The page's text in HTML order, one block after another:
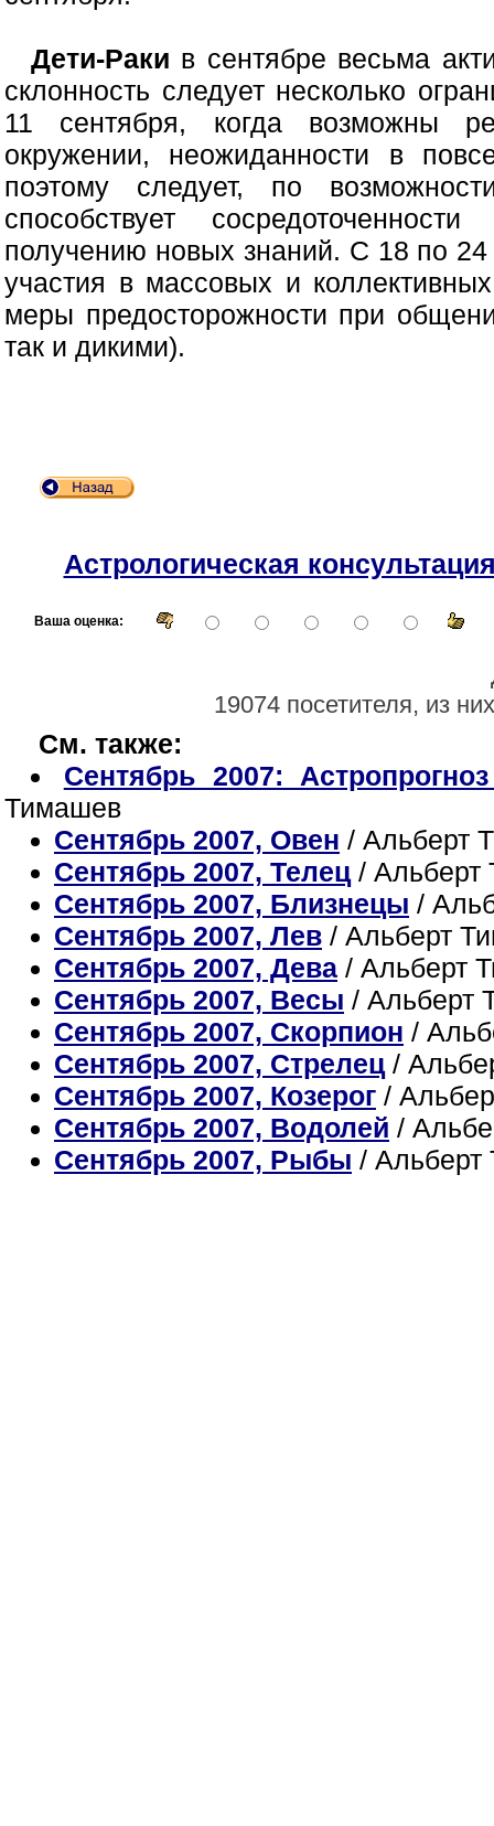
Дети-Раки в сентябре весьма
склонность следует несколько
11 сентября, когда возможны
окружении, неожиданности в
поэтому следует, по
способствует
получению новых знаний. С 18 по
участия в массовых и
меры предосторожности при
так и дикими).
Астрологическая
Ваша оценка:
19074 посетителя, из
См. также:
Сентябрь 2007:
Тимашев
Сентябрь 2007, Овен / Альберт
Сентябрь 2007, Телец/ Альберт
Сентябрь 2007, Близнецы /
Сентябрь 2007, Лев / Альберт
Сентябрь 2007, Дева / Альберт
Сентябрь 2007, Весы / Альберт
Сентябрь 2007, Скорпион /
Сентябрь 2007, Стрелец/
Сентябрь 2007, Козерог /
Сентябрь 2007, Водолей /
Сентябрь 2007, Рыбы /